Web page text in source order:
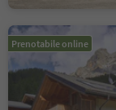
Prenotabile online